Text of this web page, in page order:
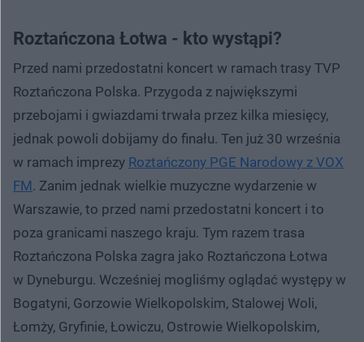
Roztańczona Łotwa - kto wystąpi?
Przed nami przedostatni koncert w ramach trasy TVP
Roztańczona Polska. Przygoda z największymi
przebojami i gwiazdami trwała przez kilka miesięcy,
jednak powoli dobijamy do finału. Ten już 30 września
w ramach imprezy Roztańczony PGE Narodowy z VOX
FM. Zanim jednak wielkie muzyczne wydarzenie w
Warszawie, to przed nami przedostatni koncert i to
poza granicami naszego kraju. Tym razem trasa
Roztańczona Polska zagra jako Roztańczona Łotwa
w Dyneburgu. Wcześniej mogliśmy oglądać występy w
Bogatyni, Gorzowie Wielkopolskim, Stalowej Woli,
Łomży, Gryfinie, Łowiczu, Ostrowie Wielkopolskim,